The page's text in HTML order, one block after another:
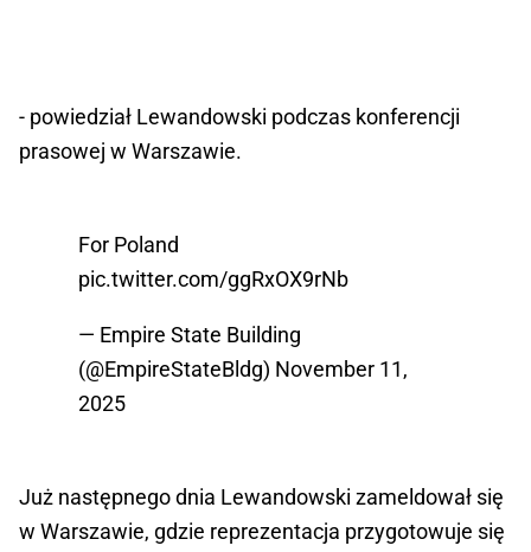
- powiedział Lewandowski podczas konferencji
prasowej w Warszawie.
For Poland
pic.twitter.com/ggRxOX9rNb
— Empire State Building
(@EmpireStateBldg) November 11,
2025
Już następnego dnia Lewandowski zameldował się
w Warszawie, gdzie reprezentacja przygotowuje się